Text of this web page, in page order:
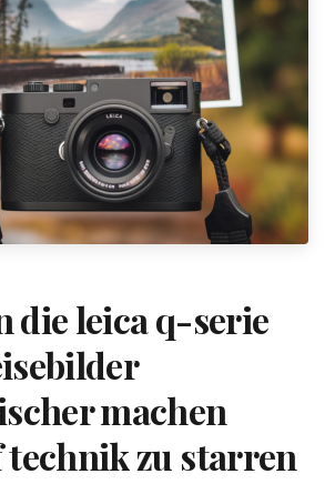
die leica q-serie
machen
technik zu starren